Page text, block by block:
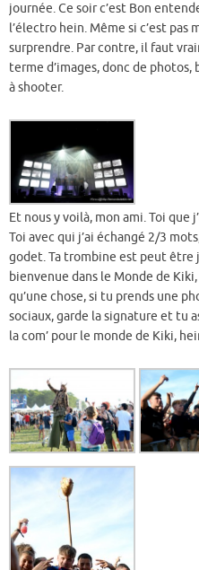
journée. Ce soir c’est Bon
l’électro hein. Même si c’est pas
surprendre. Par contre, il faut
terme d’images, donc de
à shooter.
Et nous y voilà, mon ami. Toi que
Toi avec qui j’ai échangé 2/3
godet. Ta trombine est peut être
bienvenue dans le Monde de
qu’une chose, si tu prends une
sociaux, garde la signature et tu
la com’ pour le monde de Kiki,